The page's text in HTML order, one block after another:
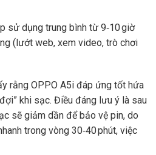
sử dụng trung bình từ 9‑10 giờ
(lướt web, xem video, trò chơi
rằng OPPO A5i đáp ứng tốt hứa
khi sạc. Điều đáng lưu ý là sau
sẽ giảm dần để bảo vệ pin, do
trong vòng 30‑40 phút, việc